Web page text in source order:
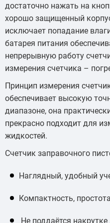
достаточно нажать на
хорошо защищенный
исключает попадание
батарея питания
непрерывную работу
измерения счетчика –
Принцип измерения
обеспечивает высокую
диапазоне, она
прекрасно подходит для
жидкостей.
Счетчик заправочного
Наглядный, удобный
Компактность,
Не поддаётся